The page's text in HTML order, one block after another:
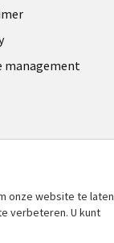
management
onze website te laten
verbeteren. U kunt